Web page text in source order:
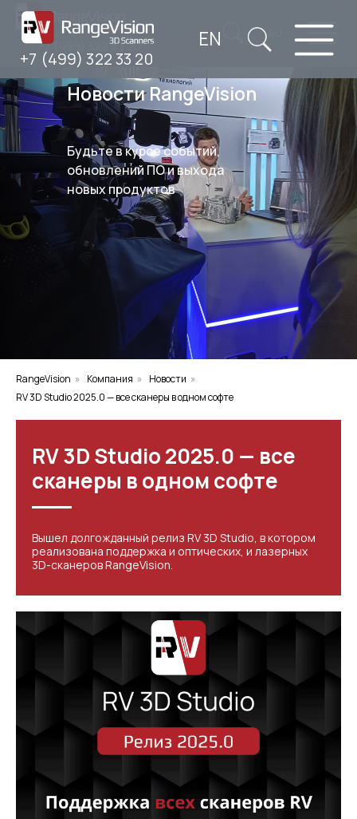
+7 (499) 322 33 20
+7 (499) 322 33 20
EN
Будьте в курсе событий,
обновлений ПО и выхода
новых продуктов
Новости RangeVision
RangeVision » Компания » Новости »
RV 3D Studio 2025.0 — все сканеры в одном софте
RV 3D Studio 2025.0 — все
сканеры в одном софте
Вышел долгожданный релиз RV 3D Studio, в котором
реализована поддержка и оптических, и лазерных
3D-сканеров RangeVision.